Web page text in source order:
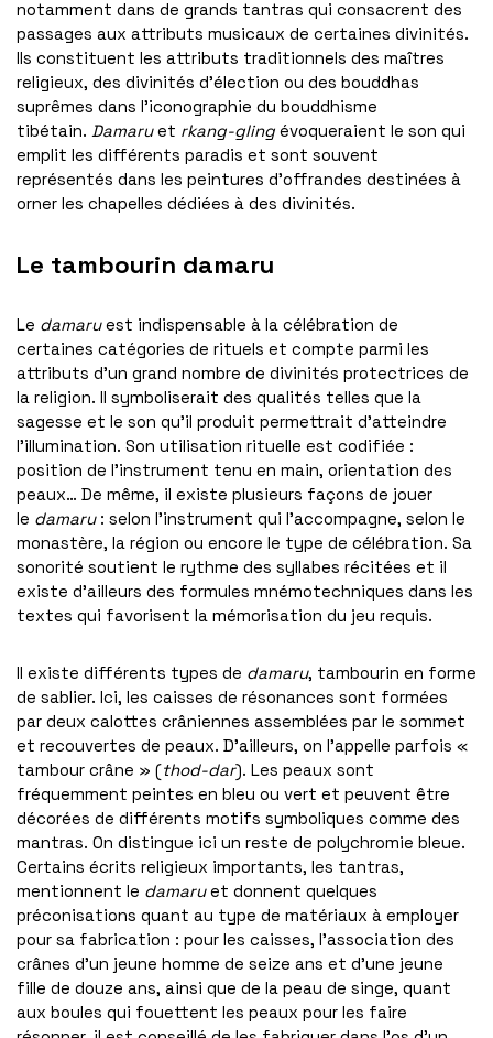
notamment dans de grands tantras qui consacrent des
passages aux attributs musicaux de certaines divinités.
Ils constituent les attributs traditionnels des maîtres
religieux, des divinités d’élection ou des bouddhas
suprêmes dans l’iconographie du bouddhisme
tibétain. Damaruet rkang-gling évoqueraient le son qui
emplit les différents paradis et sont souvent
représentés dans les peintures d’offrandes destinées à
orner les chapelles dédiées à des divinités.
Le tambourin damaru
Le damaruest indispensable à la célébration de
certaines catégories de rituels et compte parmi les
attributs d’un grand nombre de divinités protectrices de
la religion. Il symboliserait des qualités telles que la
sagesse et le son qu’il produit permettrait d’atteindre
l’illumination. Son utilisation rituelle est codifiée :
position de l’instrument tenu en main, orientation des
peaux… De même, il existe plusieurs façons de jouer
le damaru : selon l’instrument qui l’accompagne, selon le
monastère, la région ou encore le type de célébration. Sa
sonorité soutient le rythme des syllabes récitées et il
existe d’ailleurs des formules mnémotechniques dans les
textes qui favorisent la mémorisation du jeu requis.
Il existe différents types de damaru, tambourin en forme
de sablier. Ici, les caisses de résonances sont formées
par deux calottes crâniennes assemblées par le sommet
et recouvertes de peaux. D’ailleurs, on l’appelle parfois «
tambour crâne » (thod-dar). Les peaux sont
fréquemment peintes en bleu ou vert et peuvent être
décorées de différents motifs symboliques comme des
mantras. On distingue ici un reste de polychromie bleue.
Certains écrits religieux importants, les tantras,
mentionnent le damaruet donnent quelques
préconisations quant au type de matériaux à employer
pour sa fabrication : pour les caisses, l’association des
crânes d’un jeune homme de seize ans et d’une jeune
fille de douze ans, ainsi que de la peau de singe, quant
aux boules qui fouettent les peaux pour les faire